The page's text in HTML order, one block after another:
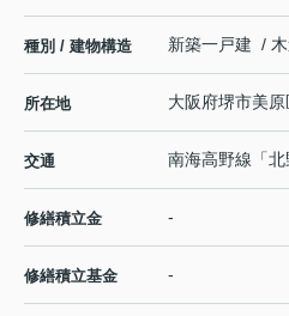
種別 / 建物構造 新築一戸建 /
所在地 大阪府堺市美原
交通 南海高野線 「北
修繕積立金 -
修繕積立基金 -